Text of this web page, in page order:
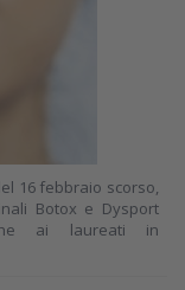
16 febbraio scorso,
Botox e Dysport
ai laureati in